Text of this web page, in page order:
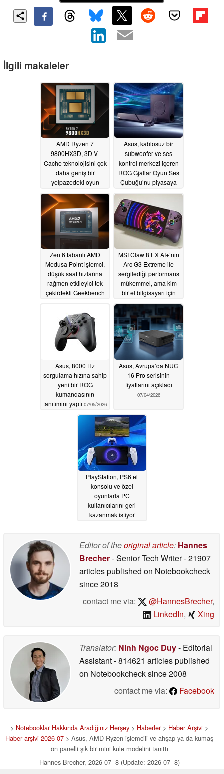
İlgili makaleler
AMD Ryzen 7
9800HX3D, 3D V-
Cache teknolojisini çok
daha geniş bir
yelpazedeki oyun
getirebilir
07/25/2026
Asus, kablosuz bir
subwoofer ve ses
kontrol merkezi içeren
ROG Gjallar Oyun Ses
Çubuğu’nu piyasaya
07/10/2026
Zen 6 tabanlı AMD
Medusa Point işlemci,
düşük saat hızlarına
rağmen etkileyici tek
çekirdekli Geekbench
07/09/2026
MSI Claw 8 EX AI+’nın
Arc G3 Extreme ile
sergilediği performans
mükemmel, ama kim
bir el bilgisayarı için
ister ki?07/06/2026
Asus, 8000 Hz
sorgulama hızına sahip
yeni bir ROG
kumandasının
tanıtımını yaptı 07/05/2026
Asus, Avrupa’da NUC
16 Pro serisinin
fiyatlarını açıkladı
07/04/2026
PlayStation, PS6 el
konsolu ve özel
oyunlarla PC
kullanıcılarını geri
kazanmak istiyor
Editor of theoriginal article: Hannes
Brecher- Senior Tech Writer- 21907
articles published on Notebookcheck
since 2018
contact me via:
@HannesBrecher,
LinkedIn, Xing
Translator: Ninh Ngoc Duy- Editorial
Assistant- 814621 articles published
on Notebookchecksince 2008
contact me via:
Facebook
> Notebooklar Hakkında Aradığınız Herşey > Haberler> Haber Arşivi >
Haber arşivi 2026 07 > Asus, AMD Ryzen işlemcili ve ahşap ya da kumaş
ön panelli şık bir mini kule modelini tanıttı
Hannes Brecher, 2026-07- 8 (Update: 2026-07- 8)